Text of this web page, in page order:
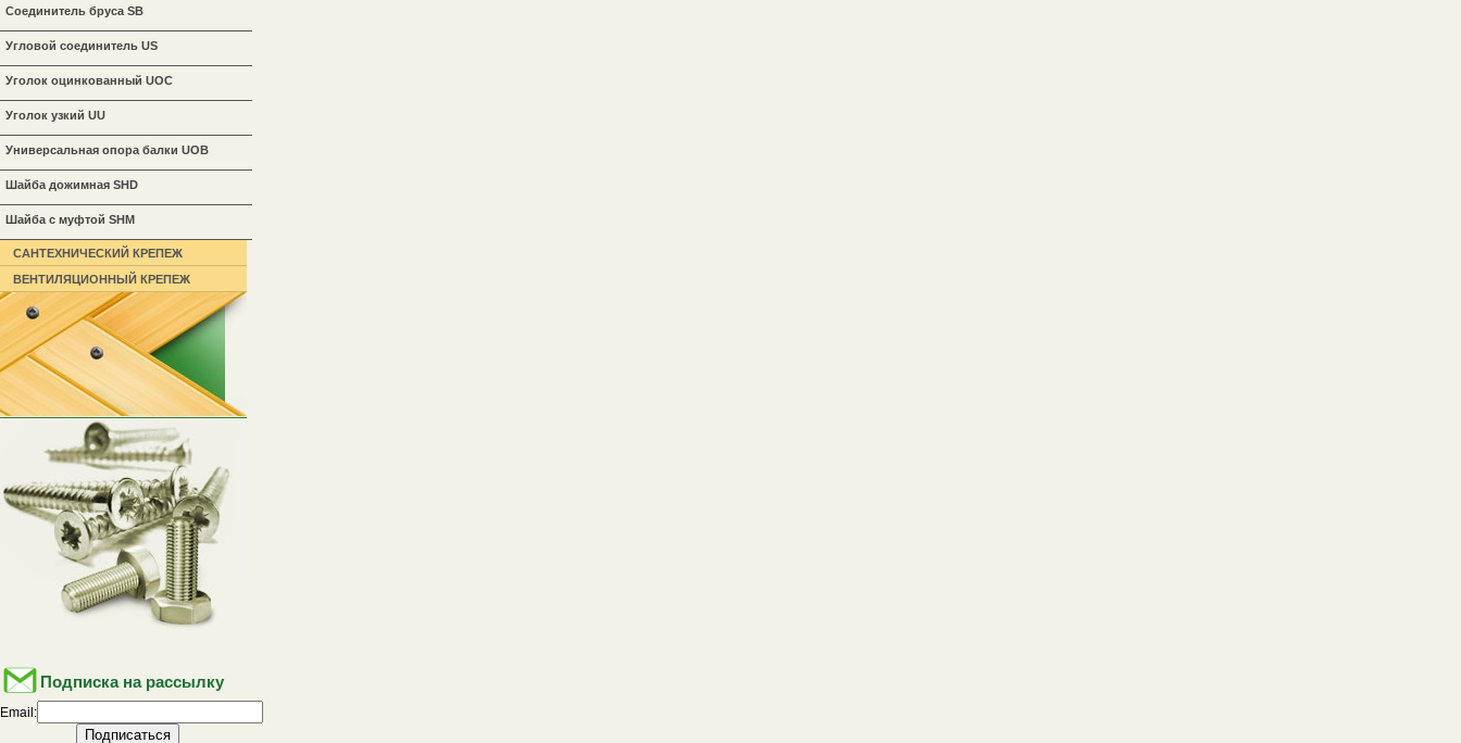
Соединитель бруса SB
Угловой соединитель US
Уголок оцинкованный UOC
Уголок узкий UU
Универсальная опора балки UOB
Шайба дожимная SHD
Шайба с муфтой SHM
САНТЕХНИЧЕСКИЙ КРЕПЕЖ
ВЕНТИЛЯЦИОННЫЙ КРЕПЕЖ
Подписка на рассылку
Email: